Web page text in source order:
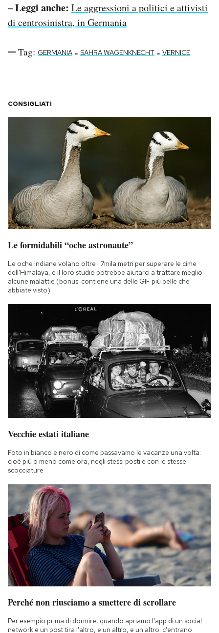
– Leggi anche: Le aggressioni a politici e attivisti
di centrosinistra, in Germania
Tag: GERMANIA - SAHRA WAGENKNECHT - VERNICE
CONSIGLIATI
Le formidabili “oche astronaute”
Le oche indiane volano oltre i 7mila metri per superare le cime
dell'Himalaya, e il loro studio potrebbe aiutarci a trattare meglio
alcune malattie (bonus: contiene una delle GIF più belle che
abbiate visto)
Vecchie estati italiane
Foto in bianco e nero di come passavamo le vacanze una volta:
cioè più o meno come ora, negli stessi posti e con le stesse
scocciature
Perché non riusciamo a smettere di scrollare
Per esempio prima di dormire, quando apriamo l'app di un social
network e un post tira l'altro, e un altro, e un altro: c'entrano